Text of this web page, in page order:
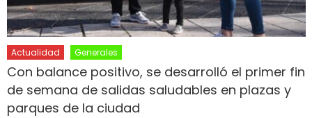
Actualidad Generales
Con balance positivo, se desarrolló el primer fin
de semana de salidas saludables en plazas y
parques de la ciudad